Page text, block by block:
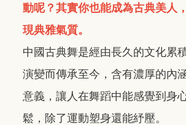
動呢？ 其實你也能成為古典美人
現典雅氣質。
中國古典舞是經由長久的文化累
演變而傳承至今，含有濃厚的內
意義，讓人在舞蹈中能感覺到身
鬆，除了運動塑身還能紓壓。